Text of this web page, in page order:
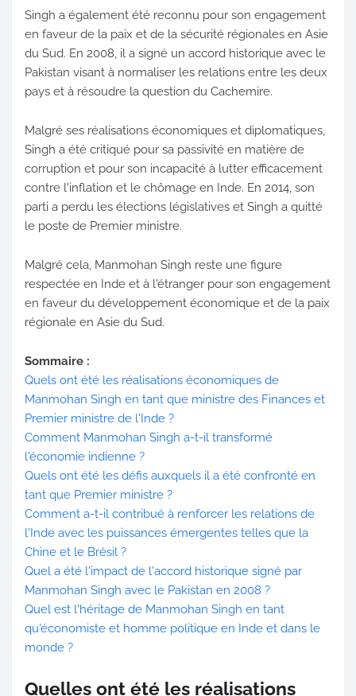
Singh a également été reconnu pour son engagement
en faveur de la paix et de la sécurité régionales en Asie
du Sud. En 2008, il a signé un accord historique avec le
Pakistan visant à normaliser les relations entre les deux
pays et à résoudre la question du Cachemire.
Malgré ses réalisations économiques et diplomatiques,
Singh a été critiqué pour sa passivité en matière de
corruption et pour son incapacité à lutter efficacement
contre l'inflation et le chômage en Inde. En 2014, son
parti a perdu les élections législatives et Singh a quitté
le poste de Premier ministre.
Malgré cela, Manmohan Singh reste une figure
respectée en Inde et à l'étranger pour son engagement
en faveur du développement économique et de la paix
régionale en Asie du Sud.
Sommaire :
Quels ont été les réalisations économiques de
Manmohan Singh en tant que ministre des Finances et
Premier ministre de l'Inde ?
Comment Manmohan Singh a-t-il transformé
l'économie indienne ?
Quels ont été les défis auxquels il a été confronté en
tant que Premier ministre ?
Comment a-t-il contribué à renforcer les relations de
l'Inde avec les puissances émergentes telles que la
Chine et le Brésil ?
Quel a été l'impact de l'accord historique signé par
Manmohan Singh avec le Pakistan en 2008 ?
Quel est l'héritage de Manmohan Singh en tant
qu'économiste et homme politique en Inde et dans le
monde ?
Quelles ont été les réalisations